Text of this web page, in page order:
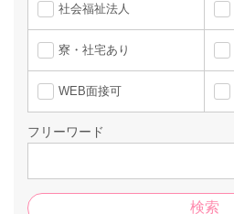
社会福祉法人
寮・社宅あり
WEB面接可
フリーワード